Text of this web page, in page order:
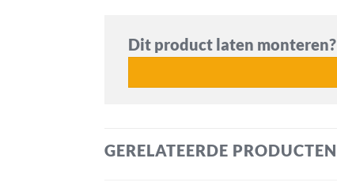
Dit product laten monteren?
GERELATEERDE PRODUCTEN